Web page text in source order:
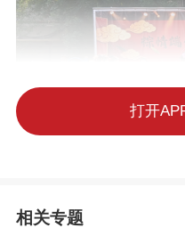
打开
相关专题